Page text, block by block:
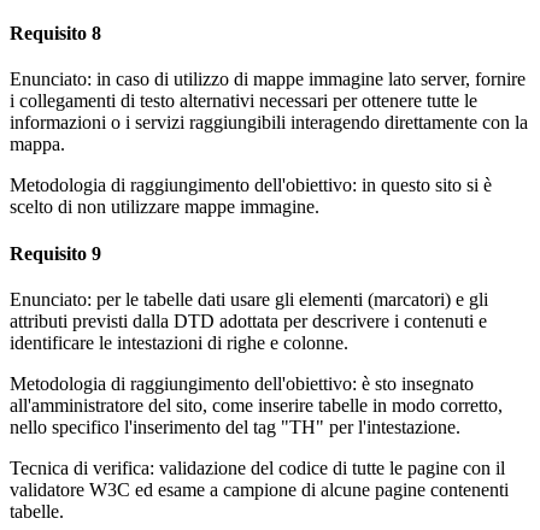
Requisito 8
Enunciato: in caso di utilizzo di mappe immagine lato server, fornire
i collegamenti di testo alternativi necessari per ottenere tutte le
informazioni o i servizi raggiungibili interagendo direttamente con la
mappa.
Metodologia di raggiungimento dell'obiettivo: in questo sito si è
scelto di non utilizzare mappe immagine.
Requisito 9
Enunciato: per le tabelle dati usare gli elementi (marcatori) e gli
attributi previsti dalla DTD adottata per descrivere i contenuti e
identificare le intestazioni di righe e colonne.
Metodologia di raggiungimento dell'obiettivo: è sto insegnato
all'amministratore del sito, come inserire tabelle in modo corretto,
nello specifico l'inserimento del tag "TH" per l'intestazione.
Tecnica di verifica: validazione del codice di tutte le pagine con il
validatore W3C ed esame a campione di alcune pagine contenenti
tabelle.